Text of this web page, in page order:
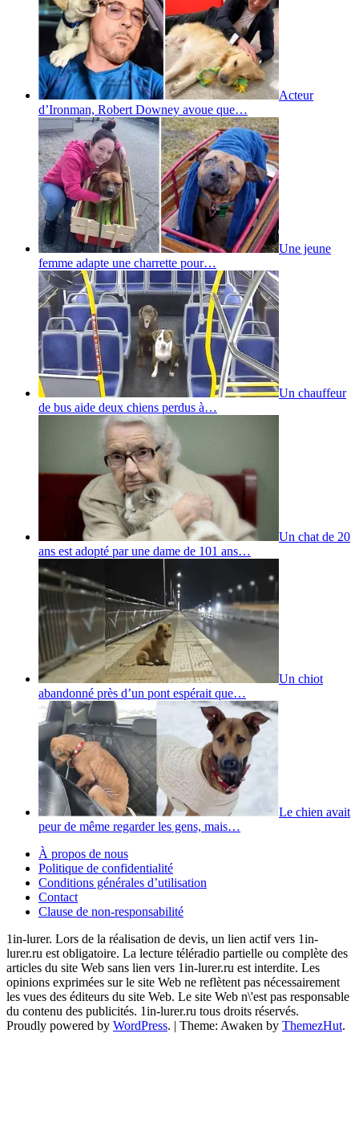
Acteur
d’Ironman, Robert Downey avoue que…
Une jeune
femme adapte une charrette pour…
Un chauffeur
de bus aide deux chiens perdus à…
Un chat de 20
ans est adopté par une dame de 101 ans…
Un chiot
abandonné près d’un pont espérait que…
Le chien avait
peur de même regarder les gens, mais…
À propos de nous
Politique de confidentialité
Conditions générales d’utilisation
Contact
Clause de non-responsabilité
1in-lurer. Lors de la réalisation de devis, un lien actif vers 1in-
lurer.ru est obligatoire. La lecture téléradio partielle ou complète des
articles du site Web sans lien vers 1in-lurer.ru est interdite. Les
opinions exprimées sur le site Web ne reflètent pas nécessairement
les vues des éditeurs du site Web. Le site Web n\'est pas responsable
du contenu des publicités. 1in-lurer.ru tous droits réservés.
Proudly powered by WordPress. | Theme: Awaken by ThemezHut.